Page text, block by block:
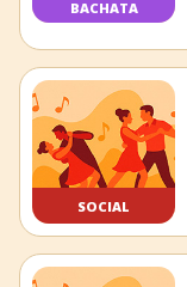
BACHATA
SOCIAL